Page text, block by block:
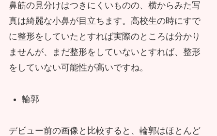
鼻筋の見分けはつきにくいものの、横からみた写
真は綺麗な小鼻が目立ちます。高校生の時にすで
に整形をしていたとすれば実際のところは分かり
ませんが、まだ整形をしていないとすれば、整形
をしていない可能性が高いですね。
輪郭
デビュー前の画像と比較すると、輪郭はほとんど